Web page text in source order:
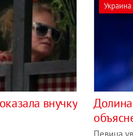
внучку
Украина